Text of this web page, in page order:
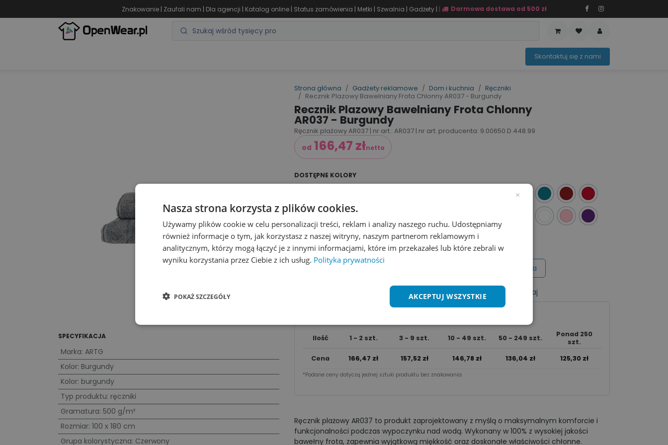
Znakowanie | Zaufali nam | Dla agencji | Katalog online | Status zamówienia | Metki | Szwalnia | Gadżety | | Darmowa dostawa od 500 zł
OFERTA SEZONOWASko​ntaktuj ​​​​się z nami​​​​
Strona główna Gadżety reklamowe Dom i kuchnia
Ręczniki
Recznik Plazowy Bawelniany Frota Chlonny AR037 - Burgundy
Recznik Plazowy Bawelniany Frota Chlonny
AR037 - Burgundy
Ręcznik plażowy AR037 | nr art.: AR037 | nr art. producenta: 9.00650.D.448.99
SPECYFIKACJA
Marka: ARTG
Kolor: Burgundy
Kolor: burgundy
Typ produktu: ręczniki
Gramatura: 500 g/m²
Rozmiar: 100 x 180 cm
Grupa kolorystyczna: Czerwony
od 166,47 złnetto
DOSTĘPNE KOLORY
Wycena na maila
Dodaj do listy życzeń Porównaj
Ilość 1 - 2 szt. 3 - 9 szt. 10 - 49 szt. 50 - 249 szt.
Ponad 250
szt.
Cena
166,47 zł 157,52zł 146,78 zł 136,04 zł 125,30 zł
*Podane ceny dotyczą jednej sztuki produktu bez znakowania.​
Ręcznik plażowy AR037 to produkt zaprojektowany z myślą o maksymalnym komforcie i
funkcjonalności podczas wypoczynku nad wodą. Wykonany w 100% z wysokiej jakości
bawełny frota, zapewnia wyjątkową miękkość oraz doskonałe właściwości chłonne.
×
Nasza strona korzysta z plików cookies.
Używamy plików cookie w celu personalizacji treści, reklam i analizy naszego ruchu. Udostępniamy
również informacje o tym, jak korzystasz z naszej witryny, naszym partnerom reklamowym i
analitycznym, którzy mogą łączyć je z innymi informacjami, które im przekazałeś lub które zebrali w
wyniku korzystania przez Ciebie z ich usług. Polityka prywatności
AKCEPTUJ WSZYSTKIE
POKAŻ SZCZEGÓŁY